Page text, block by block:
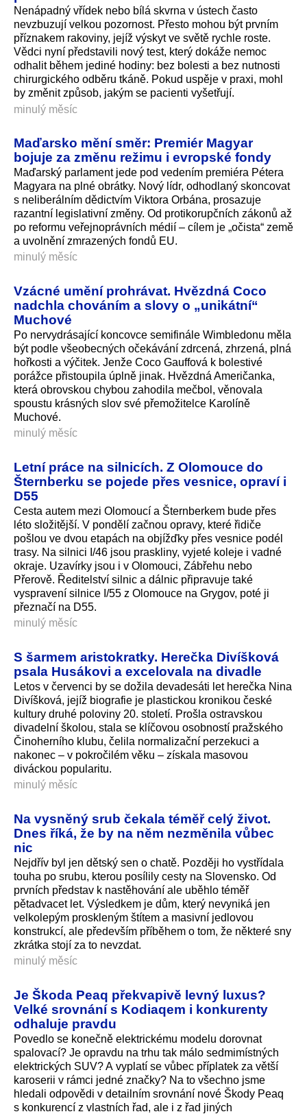
Nenápadný vřídek nebo bílá skvrna v ústech často
nevzbuzují velkou pozornost. Přesto mohou být prvním
příznakem rakoviny, jejíž výskyt ve světě rychle roste.
Vědci nyní představili nový test, který dokáže nemoc
odhalit během jediné hodiny: bez bolesti a bez nutnosti
chirurgického odběru tkáně. Pokud uspěje v praxi, mohl
by změnit způsob, jakým se pacienti vyšetřují.
minulý měsíc
Maďarsko mění směr: Premiér Magyar
bojuje za změnu režimu i evropské fondy
Maďarský parlament jede pod vedením premiéra Pétera
Magyara na plné obrátky. Nový lídr, odhodlaný skoncovat
s neliberálním dědictvím Viktora Orbána, prosazuje
razantní legislativní změny. Od protikorupčních zákonů až
po reformu veřejnoprávních médií – cílem je „očista“ země
a uvolnění zmrazených fondů EU.
minulý měsíc
Vzácné umění prohrávat. Hvězdná Coco
nadchla chováním a slovy o „unikátní“
Muchové
Po nervydrásající koncovce semifinále Wimbledonu měla
být podle všeobecných očekávání zdrcená, zhrzená, plná
hořkosti a výčitek. Jenže Coco Gauffová k bolestivé
porážce přistoupila úplně jinak. Hvězdná Američanka,
která obrovskou chybou zahodila mečbol, věnovala
spoustu krásných slov své přemožitelce Karolíně
Muchové.
minulý měsíc
Letní práce na silnicích. Z Olomouce do
Šternberku se pojede přes vesnice, opraví i
D55
Cesta autem mezi Olomoucí a Šternberkem bude přes
léto složitější. V pondělí začnou opravy, které řidiče
pošlou ve dvou etapách na objížďky přes vesnice podél
trasy. Na silnici I/46 jsou praskliny, vyjeté koleje i vadné
okraje. Uzavírky jsou i v Olomouci, Zábřehu nebo
Přerově. Ředitelství silnic a dálnic připravuje také
vyspravení silnice I/55 z Olomouce na Grygov, poté ji
přeznačí na D55.
minulý měsíc
S šarmem aristokratky. Herečka Divíšková
psala Husákovi a excelovala na divadle
Letos v červenci by se dožila devadesáti let herečka Nina
Divíšková, jejíž biografie je plastickou kronikou české
kultury druhé poloviny 20. století. Prošla ostravskou
divadelní školou, stala se klíčovou osobností pražského
Činoherního klubu, čelila normalizační perzekuci a
nakonec – v pokročilém věku – získala masovou
diváckou popularitu.
minulý měsíc
Na vysněný srub čekala téměř celý život.
Dnes říká, že by na něm nezměnila vůbec
nic
Nejdřív byl jen dětský sen o chatě. Později ho vystřídala
touha po srubu, kterou posílily cesty na Slovensko. Od
prvních představ k nastěhování ale uběhlo téměř
pětadvacet let. Výsledkem je dům, který nevyniká jen
velkolepým proskleným štítem a masivní jedlovou
konstrukcí, ale především příběhem o tom, že některé sny
zkrátka stojí za to nevzdat.
minulý měsíc
Je Škoda Peaq překvapivě levný luxus?
Velké srovnání s Kodiaqem i konkurenty
odhaluje pravdu
Povedlo se konečně elektrickému modelu dorovnat
spalovací? Je opravdu na trhu tak málo sedmimístných
elektrických SUV? A vyplatí se vůbec příplatek za větší
karoserii v rámci jedné značky? Na to všechno jsme
hledali odpovědi v detailním srovnání nové Škody Peaq
s konkurencí z vlastních řad, ale i z řad jiných